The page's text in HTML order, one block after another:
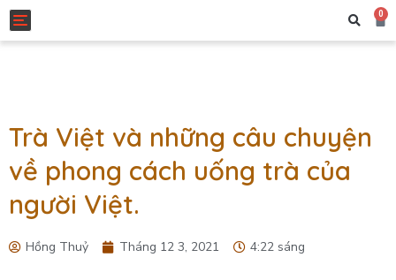
Toggle navigation 0
Trà Việt và những câu chuyện
về phong cách uống trà của
người Việt.
Hồng Thuỷ Tháng 12 3, 2021 4:22 sáng